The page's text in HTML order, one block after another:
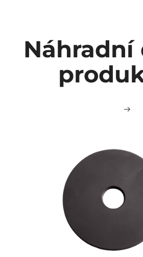
Náhradní